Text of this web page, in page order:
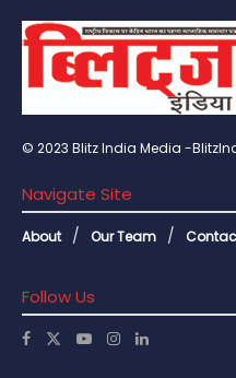
© 2023 Blitz India Media -
Navigate Site
About Our Team
Follow Us